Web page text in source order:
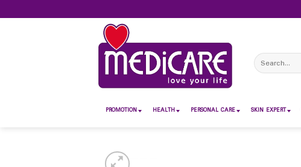
to
Search
for:
PROMOTION HEALTH PERSONAL CARE SKIN EXPERT